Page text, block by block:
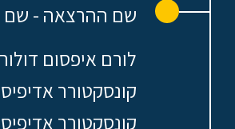
שם ההרצאה -
לורם איפסום
קונסקטורר
קונסקטורר